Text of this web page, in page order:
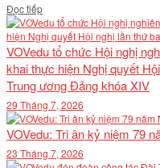
Đọc tiếpDetails
VOVedu tổ chức Hội nghị
khai thực hiện Nghị quyết
Trung ương Đảng khóa XIV
29 Tháng 7, 2026
VOVedu: Tri ân kỷ niệm 79
23 Tháng 7, 2026